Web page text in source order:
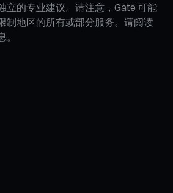
立的专业建议。请注意，Gate 可能
制地区的所有或部分服务。请阅读